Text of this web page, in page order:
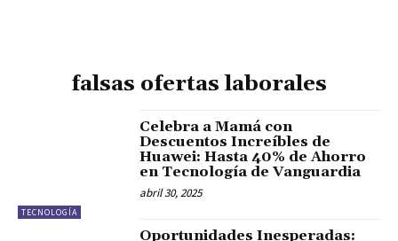
falsas ofertas laborales
TECNOLOGÍA
Celebra a Mamá con
Descuentos Increíbles de
Huawei: Hasta 40% de Ahorro
en Tecnología de Vanguardia
abril 30, 2025
Oportunidades Inesperadas: